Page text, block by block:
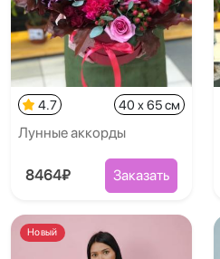
4.7 40 x 65 см
Лунные аккорды
8464₽ Заказать
Новый